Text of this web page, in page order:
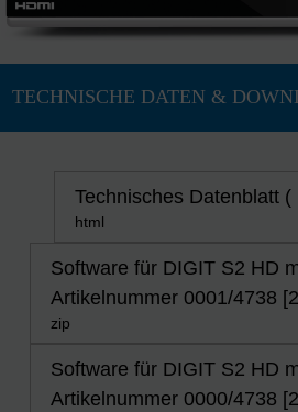
Technisches Datenblatt (
html
Software für DIGIT S2 HD
Artikelnummer 0001/4738
zip
Software für DIGIT S2 HD
Artikelnummer 0000/4738